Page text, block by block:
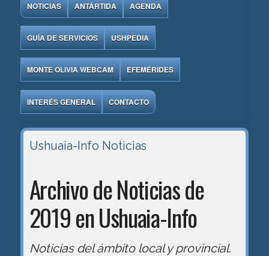
NOTICIAS ANTÁRTIDA AGENDA
GUÍA DE SERVICIOS USHPEDIA
MONTE OLIVIA WEBCAM EFEMÉRIDES
INTERÉS GENERAL CONTACTO
Ushuaia-Info Noticias
Archivo de Noticias de
2019 en Ushuaia-Info
Noticias del ámbito local y provincial.